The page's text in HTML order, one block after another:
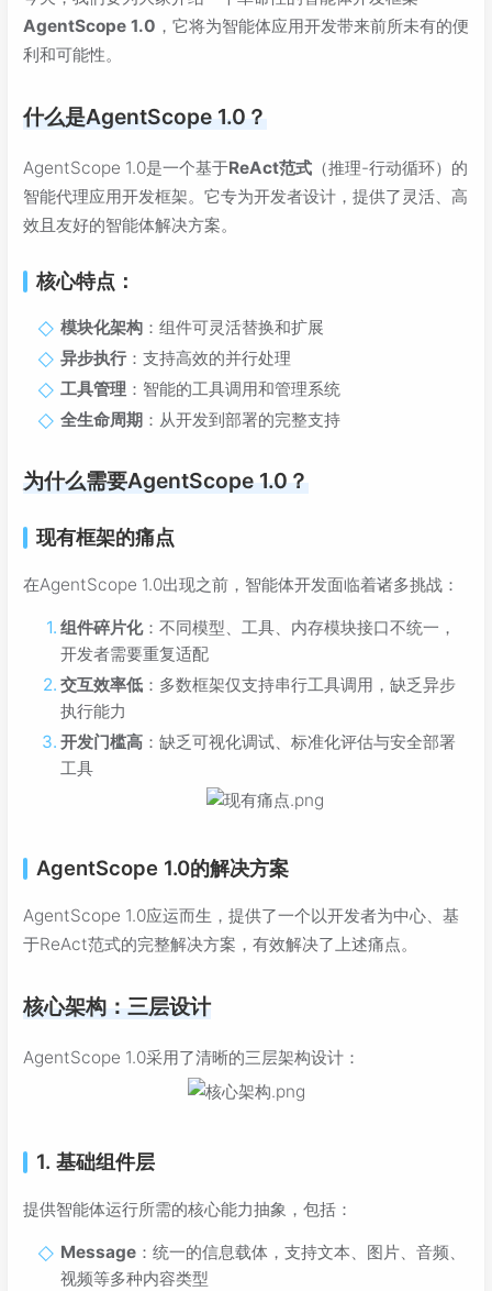
AgentScope 1.0 ，它将为智能体应用开发带来前所未有的便
利和可能性。
什么是AgentScope 1.0？
AgentScope 1.0是一个基于ReAct范式 （推理-行动循环）的
智能代理应用开发框架。它专为开发者设计，提供了灵活、高
效且友好的智能体解决方案。
核心特点：
模块化架构 ：组件可灵活替换和扩展
异步执行：支持高效的并行处理
工具管理 ：智能的工具调用和管理系统
全生命周期 ：从开发到部署的完整支持
为什么需要AgentScope 1.0？
现有框架的痛点
在AgentScope 1.0出现之前，智能体开发面临着诸多挑战：
组件碎片化：不同模型、工具、内存模块接口不统一，
开发者需要重复适配
交互效率低 ：多数框架仅支持串行工具调用，缺乏异步
执行能力
开发门槛高 ：缺乏可视化调试、标准化评估与安全部署
工具
AgentScope 1.0的解决方案
AgentScope 1.0应运而生，提供了一个以开发者为中心、基
于ReAct范式的完整解决方案，有效解决了上述痛点。
核心架构：三层设计
AgentScope 1.0采用了清晰的三层架构设计：
1. 基础组件层
提供智能体运行所需的核心能力抽象，包括：
Message ：统一的信息载体，支持文本、图片、音频、
视频等多种内容类型